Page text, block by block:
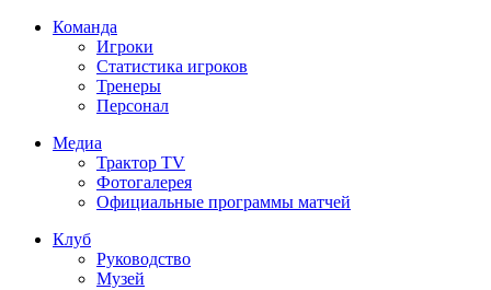
Команда
Игроки
Статистика игроков
Тренеры
Персонал
Медиа
Трактор TV
Фотогалерея
Официальные программы матчей
Клуб
Руководство
Музей